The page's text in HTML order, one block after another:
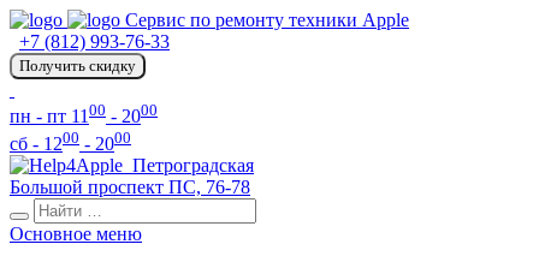
Сервис по ремонту техники Apple
+7 (812) 993-76-33
Получить скидку
пн - пт 11 00 - 2000
сб - 1200 - 2000
Петроградская
Большой проспект ПС, 76-78
Основное меню